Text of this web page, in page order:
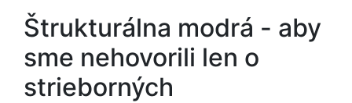
Štrukturálna modrá - aby
sme nehovorili len o
strieborných